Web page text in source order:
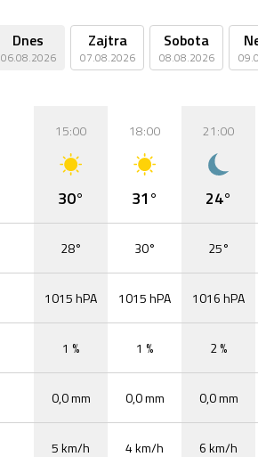
Dnes
06.08.2026
Zajtra
07.08.2026
Sobota
08.08.2026
15:00
30°
28°
1015 hPA
1 %
0,0 mm
5 km/h
18:00
31°
30°
1015 hPA
1 %
0,0 mm
4 km/h
21:00
24°
25°
1016 hPA
2 %
0,0 mm
6 km/h